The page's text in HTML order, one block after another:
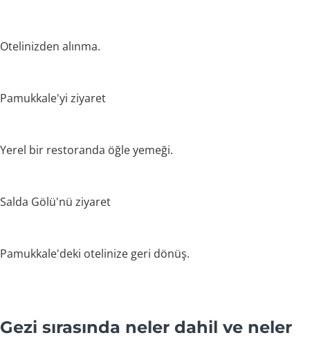
Otelinizden alınma.
Pamukkale'yi ziyaret
Yerel bir restoranda öğle yemeği.
Salda Gölü'nü ziyaret
Pamukkale'deki otelinize geri dönüş.
Gezi sırasında neler dahil ve neler